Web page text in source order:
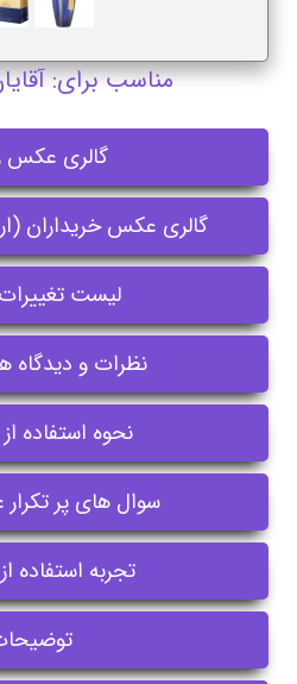
مناسب برای: آقایان و خانم ها
گالری عکس
گالری عکس خریداران
لیست
نظرات و دیدگاه
نحوه استفاده
سوال های پر
تجربه استفاده